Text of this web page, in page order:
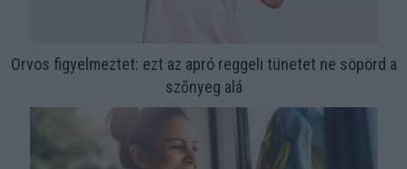
Orvos figyelmeztet: ezt az apró reggeli tünetet ne söpörd a
szőnyeg alá